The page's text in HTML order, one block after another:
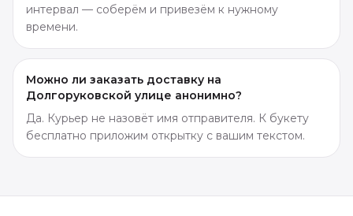
интервал — соберём и привезём к нужному
времени.
Можно ли заказать доставку на
Долгоруковской улице анонимно?
Да. Курьер не назовёт имя отправителя. К букету
бесплатно приложим открытку с вашим текстом.